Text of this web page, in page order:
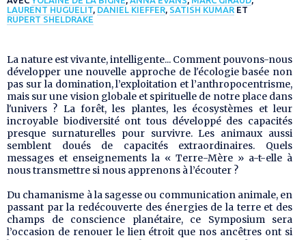
LAURENT HUGUELIT, DANIEL KIEFFER, SATISH KUMAR ET
RUPERT SHELDRAKE
La nature est vivante, intelligente... Comment pouvons-nous
développer une nouvelle approche de l'écologie basée non
pas sur la domination, l’exploitation et l’anthropocentrisme,
mais sur une vision globale et spirituelle de notre place dans
l'univers ? La forêt, les plantes, les écosystèmes et leur
incroyable biodiversité ont tous développé des capacités
presque surnaturelles pour survivre. Les animaux aussi
semblent doués de capacités extraordinaires. Quels
messages et enseignements la « Terre-Mère » a-t-elle à
nous transmettre si nous apprenons à l’écouter ?
Du chamanisme à la sagesse ou communication animale, en
passant par la redécouverte des énergies de la terre et des
champs de conscience planétaire, ce Symposium sera
l’occasion de renouer le lien étroit que nos ancêtres ont si